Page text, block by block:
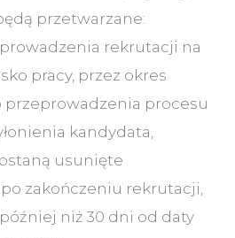
przetwarzane:
rekrutacji na
pracy, przez okres
przeprowadzenia procesu
kandydata,
usunięte
zakończeniu rekrutacji,
niż 30 dni od daty